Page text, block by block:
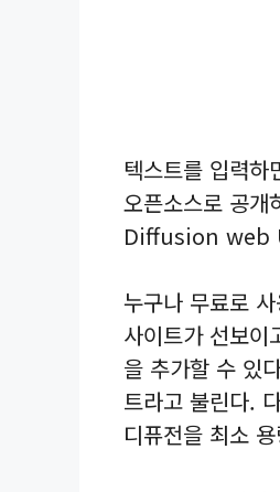
텍스트를 입력
오픈소스로 공
Diffusion web
누구나 무료로
사이트가 선보
을 추가할 수 있
트라고 불린다.
디퓨전을 최소